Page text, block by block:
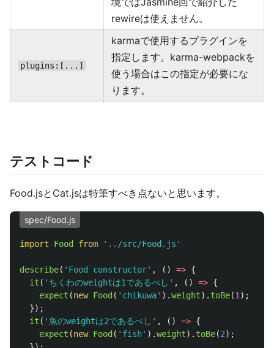
rewireは使えません。
plugins:[...]
karmaで使用するプラグインを
指定します。karma-webpackを
使う場合はこの指定が必要にな
ります。
テストコード
Food.jsとCat.jsは特筆すべき点ないと思います。
spec/Food.js
import Food from ' ../src/Food.js '
describe( ' Food constructor' , () => {
it ( ' ちくわのweightは1であるべし ' , () => {
expect (new Food ( ' chikuwa' ).weight). toBe(1 );
});
it ( '魚のweightは2であるべし ' , () => {
expect (new Food ( ' fish' ).weight). toBe(2);